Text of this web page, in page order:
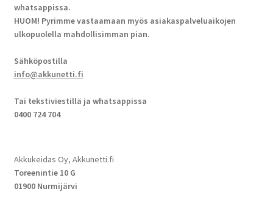
whatsappissa.
HUOM! Pyrimme vastaamaan myös asiakaspalveluaikojen
ulkopuolella mahdollisimman pian.
Sähköpostilla
info@akkunetti.fi
Tai tekstiviestillä ja whatsappissa
0400 724 704
Akkukeidas Oy, Akkunetti.fi
Toreenintie 10 G
01900 Nurmijärvi